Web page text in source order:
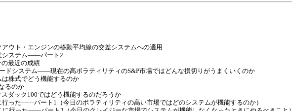
ウト・エンジンの移動平均線の交差システムへの適用
システム――パート2
の最近の成績
ドシステム――現在の高ボラティリティのS&P市場ではどんな損切りがうまくいくのか
株式でどう機能するのか
るのか
ダック100ではどう機能するのだろうか
った――パート1（今日のボラティリティの高い市場ではどのシステムが機能するのか）